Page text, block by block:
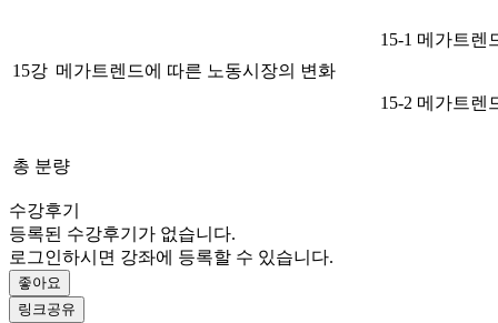
15강 메가트렌드에 따른 노동시장의 변화
15-1 메가트렌
15-2 메가트렌
총 분량
수강후기
등록된 수강후기가 없습니다.
로그인하시면 강좌에 등록할 수 있습니다.
좋아요
링크공유